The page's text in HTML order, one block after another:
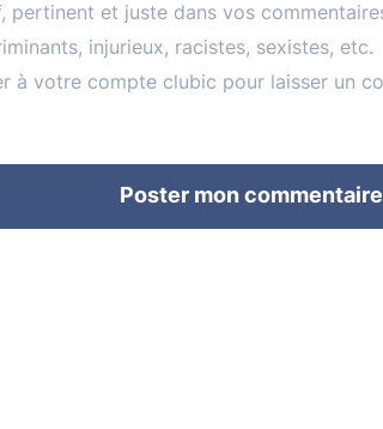
Poster mon commentaire